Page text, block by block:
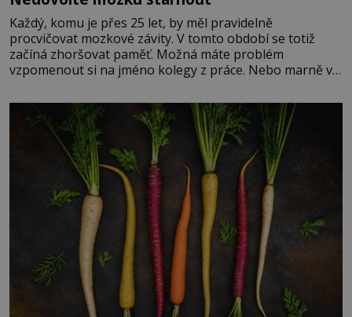
Každý, komu je přes 25 let, by měl pravidelně
procvičovat mozkové závity. V tomto období se totiž
začíná zhoršovat paměť. Možná máte problém
vzpomenout si na jméno kolegy z práce. Nebo marně v
Je to opravdu tak, s věkem jako kdyby se paměť
rozhodla stávkovat. Cvičte